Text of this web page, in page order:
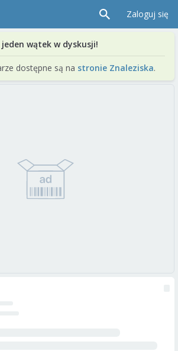
Zaloguj się
wątek w dyskusji!
dostępne są na stronie Znaleziska.